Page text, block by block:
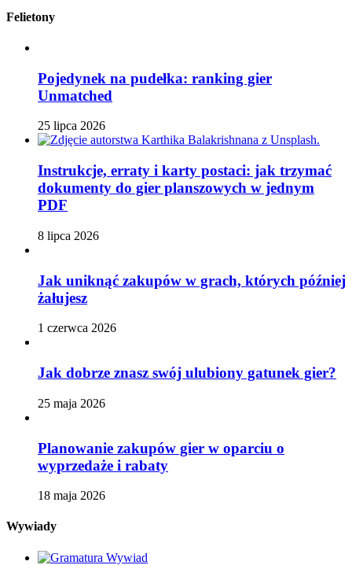
Felietony
Pojedynek na pudełka: ranking gier
Unmatched
25 lipca 2026
Instrukcje, erraty i karty postaci: jak trzymać
dokumenty do gier planszowych w jednym
PDF
8 lipca 2026
Jak uniknąć zakupów w grach, których później
żałujesz
1 czerwca 2026
Jak dobrze znasz swój ulubiony gatunek gier?
25 maja 2026
Planowanie zakupów gier w oparciu o
wyprzedaże i rabaty
18 maja 2026
Wywiady